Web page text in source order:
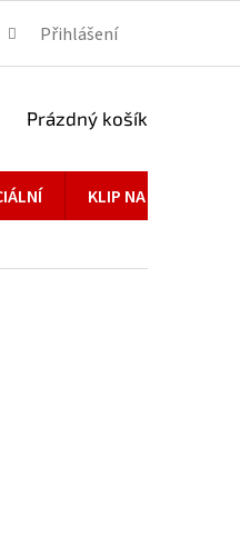
Přihlášení
NÁKUPNÍ
Prázdný košík
KLIP NA BRÝLE